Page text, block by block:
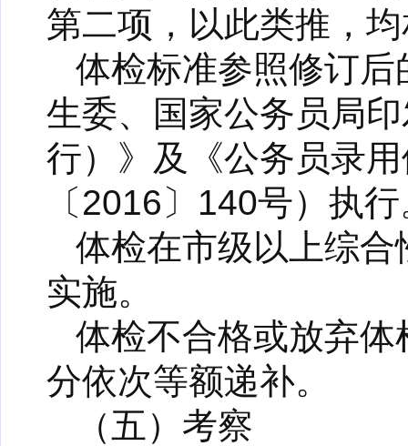
第二项，以此类推，
体检标准参照修订
生委、国家公务员局
行）》及《公务员录
〔2016〕140号）执
体检在市级以上综
实施。
体检不合格或放弃
分依次等额递补。
（五）考察